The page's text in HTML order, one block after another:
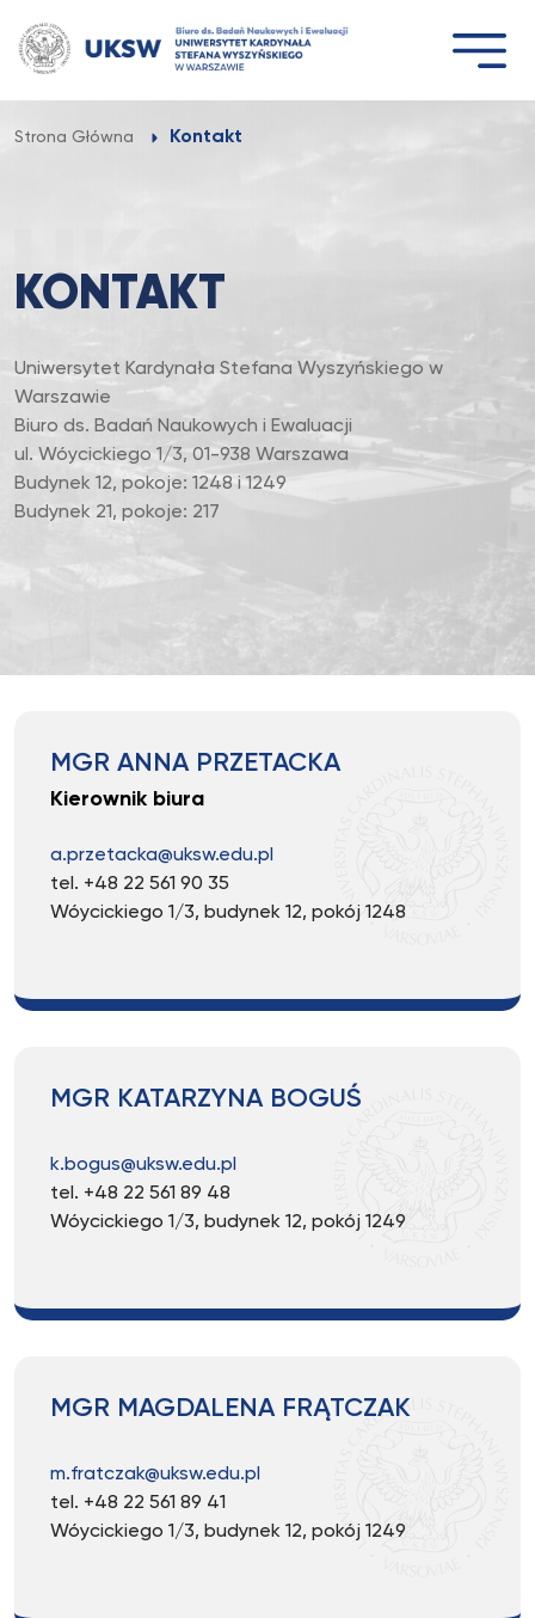
do
treści
Strona Główna Kontakt
KONTAKT
Uniwersytet Kardynała Stefana Wyszyńskiego w
Warszawie
Biuro ds. Badań Naukowych i Ewaluacji
ul. Wóycickiego 1/3, 01-938 Warszawa
Budynek 12, pokoje: 1248 i 1249
Budynek 21, pokoje: 217
MGR ANNA PRZETACKA
Kierownik biura
a.przetacka@uksw.edu.pl
tel. +48 22 561 90 35
Wóycickiego 1/3, budynek 12, pokój 1248
MGR KATARZYNA BOGUŚ
k.bogus@uksw.edu.pl
tel. +48 22 561 89 48
Wóycickiego 1/3, budynek 12, pokój 1249
MGR MAGDALENA FRĄTCZAK
m.fratczak@uksw.edu.pl
tel. +48 22 561 89 41
Wóycickiego 1/3, budynek 12, pokój 1249